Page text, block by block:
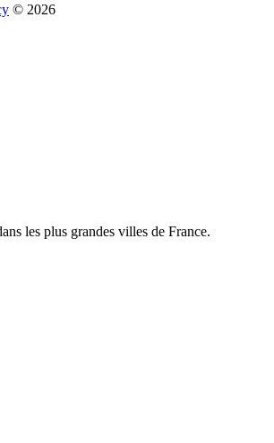
© 2026
les plus grandes villes de France.